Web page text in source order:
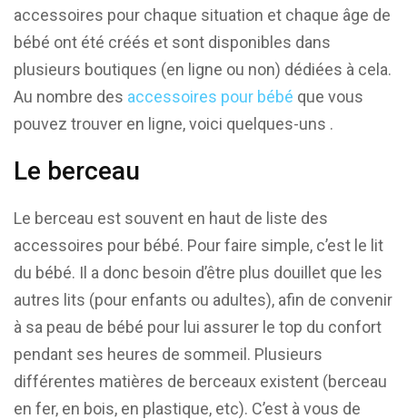
accessoires pour chaque situation et chaque âge de
bébé ont été créés et sont disponibles dans
plusieurs boutiques (en ligne ou non) dédiées à cela.
Au nombre des accessoires pour bébé que vous
pouvez trouver en ligne, voici quelques-uns .
Le berceau
Le berceau est souvent en haut de liste des
accessoires pour bébé. Pour faire simple, c’est le lit
du bébé. Il a donc besoin d’être plus douillet que les
autres lits (pour enfants ou adultes), afin de convenir
à sa peau de bébé pour lui assurer le top du confort
pendant ses heures de sommeil. Plusieurs
différentes matières de berceaux existent (berceau
en fer, en bois, en plastique, etc). C’est à vous de